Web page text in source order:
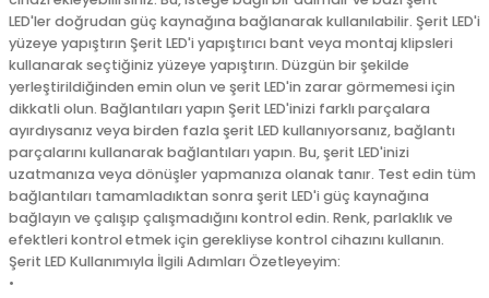
LED'ler doğrudan güç kaynağına bağlanarak kullanılabilir. Şerit LED'i
yüzeye yapıştırın Şerit LED'i yapıştırıcı bant veya montaj klipsleri
kullanarak seçtiğiniz yüzeye yapıştırın. Düzgün bir şekilde
yerleştirildiğinden emin olun ve şerit LED'in zarar görmemesi için
dikkatli olun. Bağlantıları yapın Şerit LED'inizi farklı parçalara
ayırdıysanız veya birden fazla şerit LED kullanıyorsanız, bağlantı
parçalarını kullanarak bağlantıları yapın. Bu, şerit LED'inizi
uzatmanıza veya dönüşler yapmanıza olanak tanır. Test edin tüm
bağlantıları tamamladıktan sonra şerit LED'i güç kaynağına
bağlayın ve çalışıp çalışmadığını kontrol edin. Renk, parlaklık ve
efektleri kontrol etmek için gerekliyse kontrol cihazını kullanın.
Şerit LED Kullanımıyla İlgili Adımları Özetleyeyim:
•